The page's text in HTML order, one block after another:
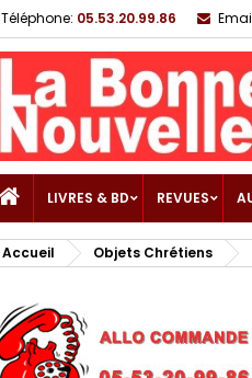
Téléphone: 05.53.20.99.86
LIVRES & BD REVUES
Accueil Objets Chrétiens